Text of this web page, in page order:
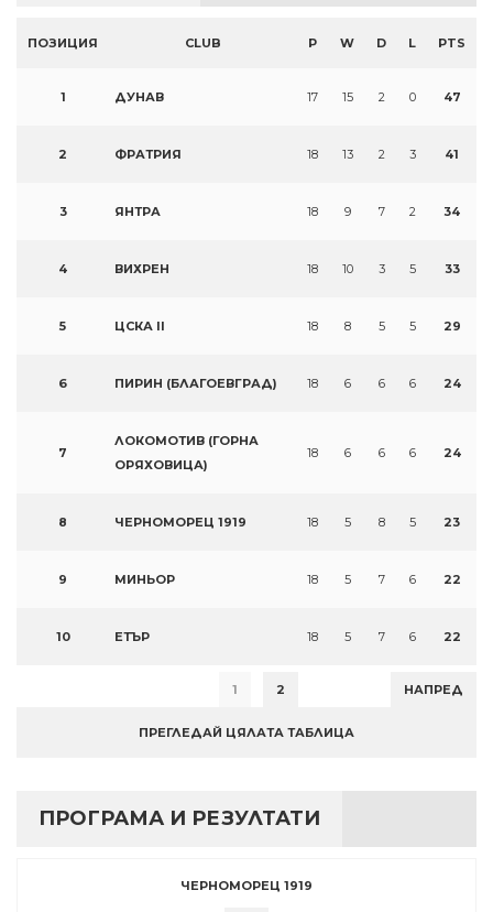
ПОЗИЦИЯ CLUB P W D L PTS
1 ДУНАВ 17 15 2 0 47
2 ФРАТРИЯ 18 13 2 3 41
3 ЯНТРА 18 9 7 2 34
4 ВИХРЕН 18 10 3 5 33
5 ЦСКА II 18 8 5 5 29
6 ПИРИН (БЛАГОЕВГРАД) 18 6 6 6 24
7
ЛОКОМОТИВ (ГОРНА
ОРЯХОВИЦА)
18 6 6 6 24
8 ЧЕРНОМОРЕЦ 1919 18 5 8 5 23
9 МИНЬОР 18 5 7 6 22
10 ЕТЪР 18 5 7 6 22
1 2 НАПРЕД
ПРЕГЛЕДАЙ ЦЯЛАТА ТАБЛИЦА
ПРОГРАМА И РЕЗУЛТАТИ
ЧЕРНОМОРЕЦ 1919